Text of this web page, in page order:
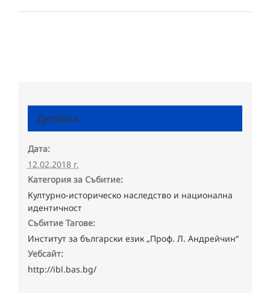
Детайли
Дата:
12.02.2018 г.
Категория за Събитие:
Културно-историческо наследство и национална
идентичност
Събитие Тагове:
Институт за български език „Проф. Л. Андрейчин“
Уебсайт:
http://ibl.bas.bg/